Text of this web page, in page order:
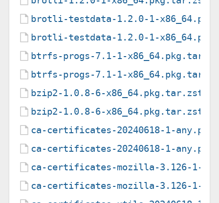
brotli-testdata-1.2.0-1-
brotli-testdata-1.2.0-1-
btrfs-progs-7.1-1-
btrfs-progs-7.1-1-
bzip2-1.0.8-6-x86_64.pkg.tar.zst
bzip2-1.0.8-6-
ca-certificates-20240618-1-
ca-certificates-20240618-1-
ca-certificates-mozilla-3.126-1-
ca-certificates-mozilla-3.126-1-